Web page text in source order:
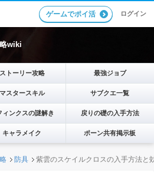
ゲームでポイ活 ログイン
wiki
ストーリー攻略 最強ジョブ
マスタースキル サブクエ一覧
ィンクスの謎解き 戻りの礎の入手方法
キャラメイク ポーン共有掲示板
防具 紫雲のスケイルクロスの入手方法と